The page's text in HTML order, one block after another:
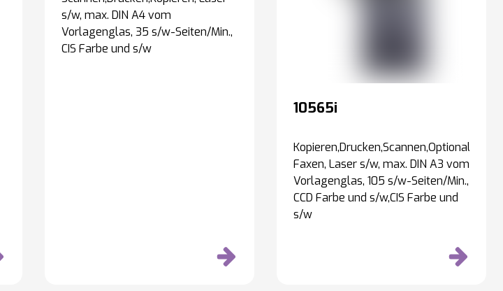
s/w, max. DIN A4 vom
Vorlagenglas, 35 s/w-Seiten/Min.,
CIS Farbe und s/w
10565i
Kopieren,Drucken,Scannen,Optional:
Faxen, Laser s/w, max. DIN A3 vom
Vorlagenglas, 105 s/w-Seiten/Min.,
CCD Farbe und s/w,CIS Farbe und
s/w